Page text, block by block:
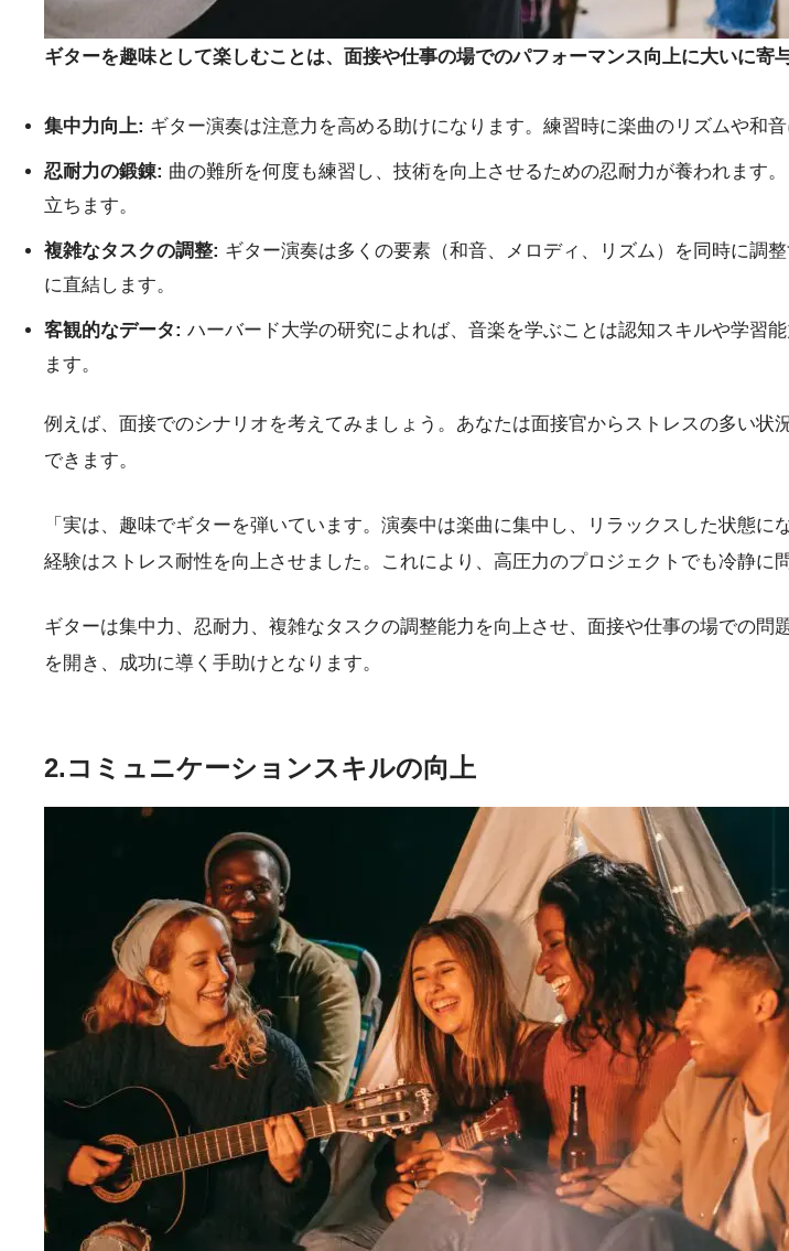
ギターを趣味として楽しむことは、面接や仕事の場でのパフォーマンス向上に大いに寄与
集中力向上: ギター演奏は注意力を高める助けになります。練習時に楽曲のリズムや和
忍耐力の鍛錬: 曲の難所を何度も練習し、技術を向上させるための忍耐力が養われます
立ちます。
複雑なタスクの調整: ギター演奏は多くの要素（和音、メロディ、リズム）を同時に調
に直結します。
客観的なデータ: ハーバード大学の研究によれば、音楽を学ぶことは認知スキルや学習
ます。
例えば、面接でのシナリオを考えてみましょう。あなたは面接官からストレスの多い
できます。
「実は、趣味でギターを弾いています。演奏中は楽曲に集中し、リラックスした状態
経験はストレス耐性を向上させました。これにより、高圧力のプロジェクトでも冷静に
ギターは集中力、忍耐力、複雑なタスクの調整能力を向上させ、面接や仕事の場での
を開き、成功に導く手助けとなります。
2.コミュニケーションスキルの向上